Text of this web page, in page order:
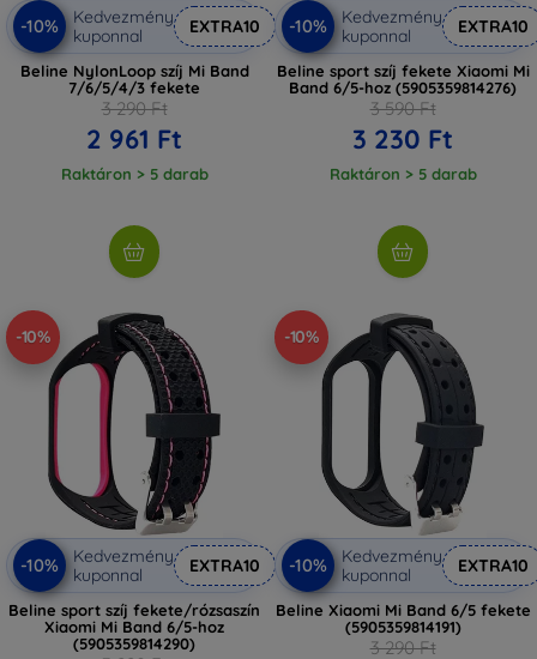
-10%
Kedvezmény
kuponnal
EXTRA10
Beline NylonLoop szíj Mi Band
7/6/5/4/3 fekete
3 290 Ft
2 961 Ft
Raktáron > 5 darab
-10%
Kedvezmény
kuponnal
EXTRA10
Beline sport szíj fekete Xiaomi Mi
Band 6/5-hoz (5905359814276)
3 590 Ft
3 230 Ft
Raktáron > 5 darab
-10%
-10%
Kedvezmény
kuponnal
EXTRA10
Beline sport szíj fekete/rózsaszín
Xiaomi Mi Band 6/5-hoz
(5905359814290)
-10%
-10%
Kedvezmény
kuponnal
EXTRA10
Beline Xiaomi Mi Band 6/5 fekete
(5905359814191)
3 290 Ft